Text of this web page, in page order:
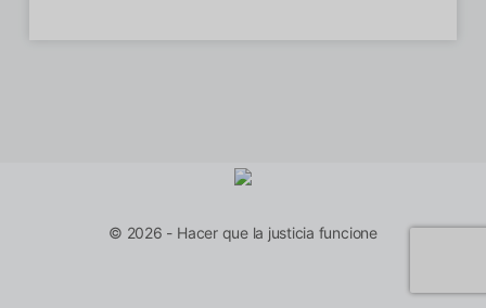
© 2026 - Hacer que la justicia funcione